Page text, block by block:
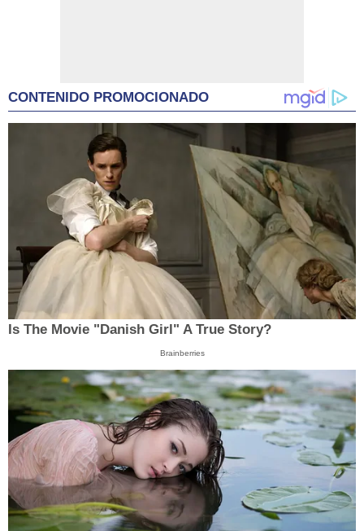
CONTENIDO PROMOCIONADO
Is The Movie "Danish Girl" A True Story?
Brainberries